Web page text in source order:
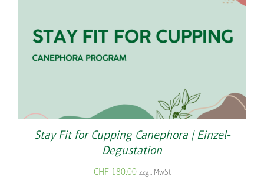
Stay Fit for Cupping Canephora | Einzel-
Degustation
CHF 180.00 zzgl. MwSt